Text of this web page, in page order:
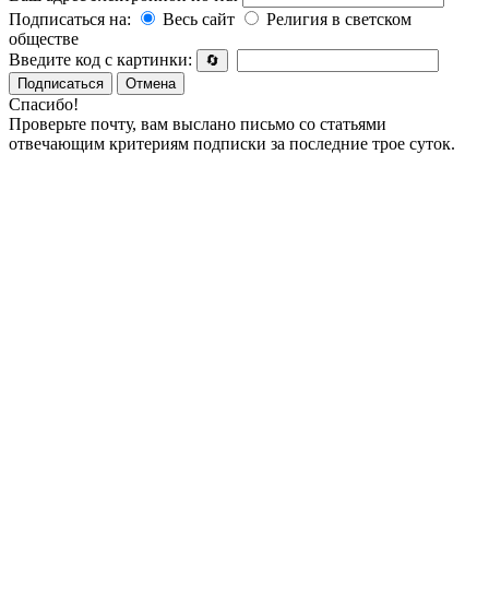
Подписаться на:
Весь сайт
Религия в светском
обществе
Введите код с картинки:
🔄
Подписаться
Отмена
Спасибо!
Проверьте почту, вам выслано письмо со статьями
отвечающим критериям подписки за последние трое суток.